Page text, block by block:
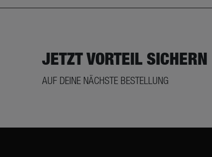
JETZT VORTEIL SICHERN
AUF DEINE NÄCHSTE BESTELLUNG